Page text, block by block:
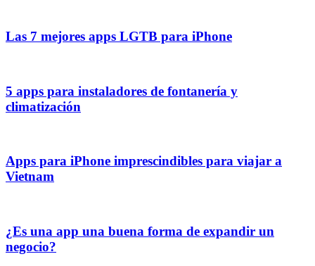
Las 7 mejores apps LGTB para iPhone
5 apps para instaladores de fontanería y
climatización
Apps para iPhone imprescindibles para viajar a
Vietnam
¿Es una app una buena forma de expandir un
negocio?